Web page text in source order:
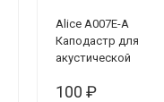
Alice A007E-A
Каподастр для
акустической
100 ₽